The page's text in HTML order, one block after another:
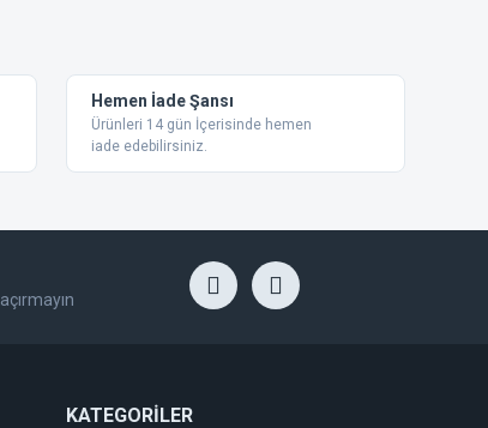
Hemen İade Şansı
Ürünleri 14 gün İçerisinde hemen
iade edebilirsiniz.
KATEGORİLER